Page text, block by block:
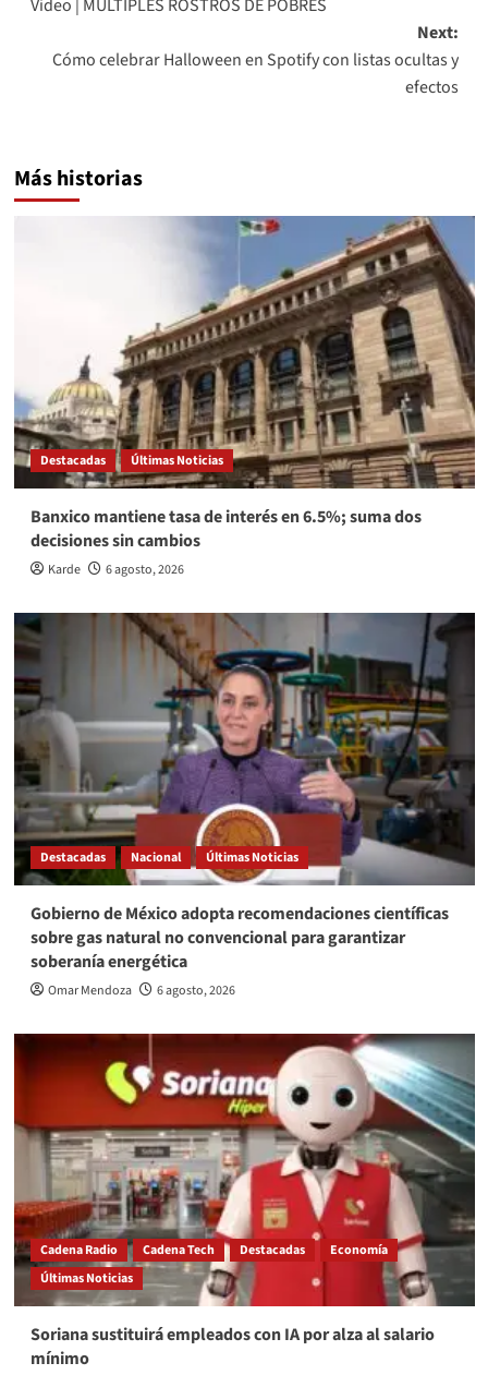
navigation
Video | MULTIPLES ROSTROS DE POBRES
Next:
Cómo celebrar Halloween en Spotify con listas ocultas y
efectos
Más historias
Destacadas Últimas Noticias
Banxico mantiene tasa de interés en 6.5%; suma dos
decisiones sin cambios
Karde 6 agosto, 2026
Destacadas Nacional Últimas Noticias
Gobierno de México adopta recomendaciones científicas
sobre gas natural no convencional para garantizar
soberanía energética
Omar Mendoza 6 agosto, 2026
Cadena Radio Cadena Tech Destacadas
Economía
Últimas Noticias
Soriana sustituirá empleados con IA por alza al salario
mínimo